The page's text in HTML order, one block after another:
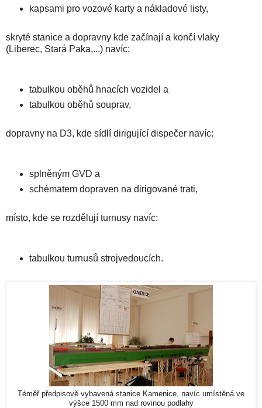
kapsami pro vozové karty a nákladové listy,
skryté stanice a dopravny kde začínají a končí vlaky
(Liberec, Stará Paka,...) navíc:
tabulkou oběhů hnacích vozidel a
tabulkou oběhů souprav,
dopravny na D3, kde sídlí dirigující dispečer navíc:
splněným GVD a
schématem dopraven na dirigované trati,
místo, kde se rozdělují turnusy navíc:
tabulkou turnusů strojvedoucích.
Téměř předpisově vybavená stanice Kamenice, navíc umístěná ve
výšce 1500 mm nad rovinou podlahy